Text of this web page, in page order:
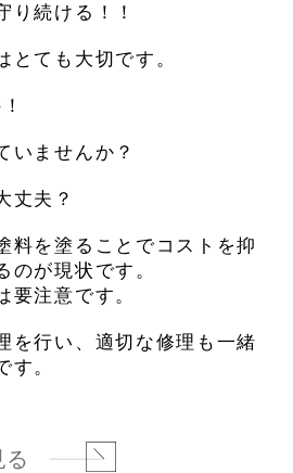
り続ける！！
とても大切です。
いませんか？
丈夫？
料を塗ることでコストを抑
のが現状です。
要注意です。
を行い、適切な修理も一緒
す。
る